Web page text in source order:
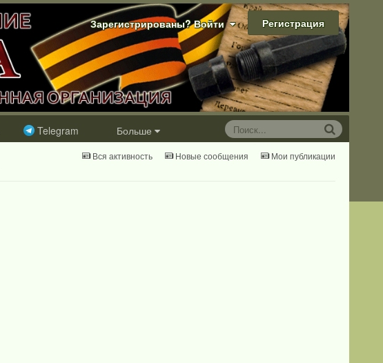
Зарегистрированы? Войти Регистрация
Telegram Больше
Вся активность Новые сообщения Мои публикации